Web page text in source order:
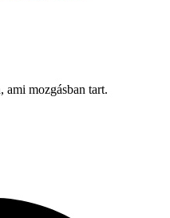
ami mozgásban tart.